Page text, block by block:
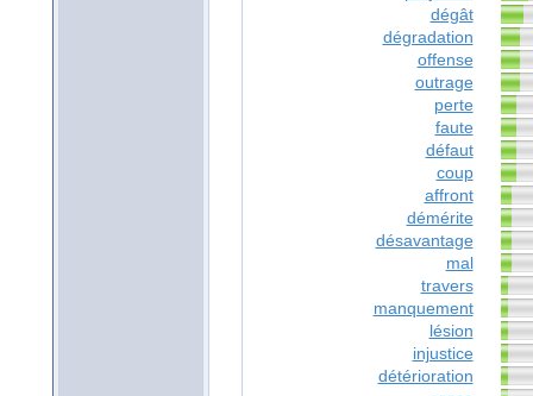
dégât
dégradation
offense
outrage
perte
faute
défaut
coup
affront
démérite
désavantage
mal
travers
manquement
lésion
injustice
détérioration